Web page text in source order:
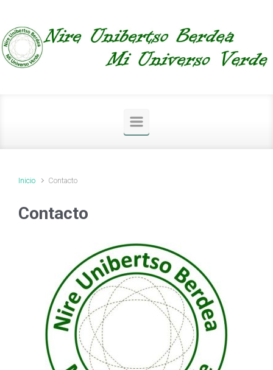
Inicio Contacto
Contacto